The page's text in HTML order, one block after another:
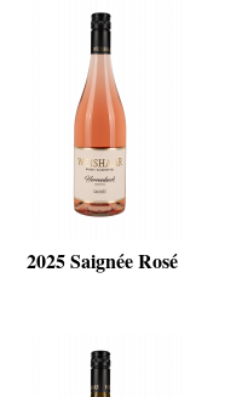
2025 Saignée Rosé